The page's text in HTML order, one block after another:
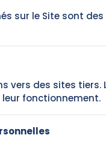
sur le Site sont
vers des sites
fonctionnement.